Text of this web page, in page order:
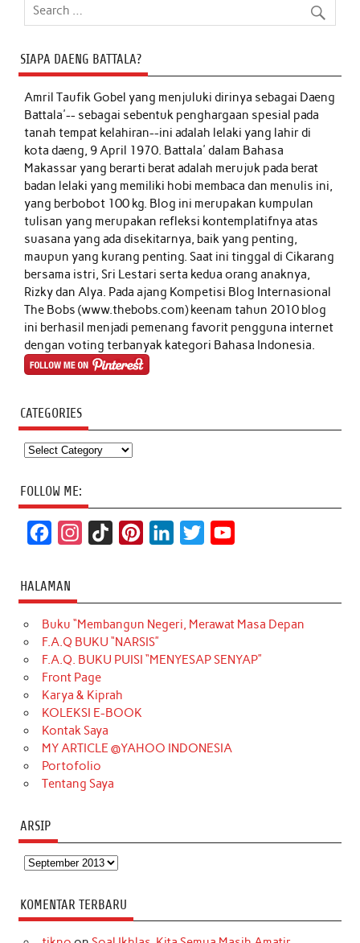
SIAPA DAENG BATTALA?
Amril Taufik Gobelyang menjuluki dirinya sebagai Daeng
Battala'-- sebagai sebentuk penghargaan spesial pada
tanah tempat kelahiran--ini adalah lelaki yang lahir di
kota daeng, 9 April 1970. Battala' dalam Bahasa
Makassar yang berarti berat adalah merujuk pada berat
badan lelaki yang memiliki hobi membaca dan menulis ini,
yang berbobot 100 kg. Blog ini merupakan kumpulan
tulisan yang merupakan refleksi kontemplatifnya atas
suasana yang ada disekitarnya, baik yang penting,
maupun yang kurang penting. Saat ini tinggal di Cikarang
bersama istri, Sri Lestari serta kedua orang anaknya,
Rizky dan Alya. Pada ajang Kompetisi Blog Internasional
The Bobs (www.thebobs.com) keenam tahun 2010 blog
ini berhasil menjadi pemenang favorit pengguna internet
dengan voting terbanyak kategori Bahasa Indonesia.
CATEGORIES
Categories
FOLLOW ME:
c
e
b
o
o
k
t
a
g
r
a
m
T
o
k
t
e
r
k
e
d
t
t
e
T
u
b
HALAMAN
Buku “Membangun Negeri, Merawat Masa Depan
F.A.Q BUKU “NARSIS”
F.A.Q. BUKU PUISI “MENYESAP SENYAP”
Front Page
Karya & Kiprah
KOLEKSI E-BOOK
Kontak Saya
MY ARTICLE @YAHOO INDONESIA
Portofolio
Tentang Saya
ARSIP
Arsip
KOMENTAR TERBARU